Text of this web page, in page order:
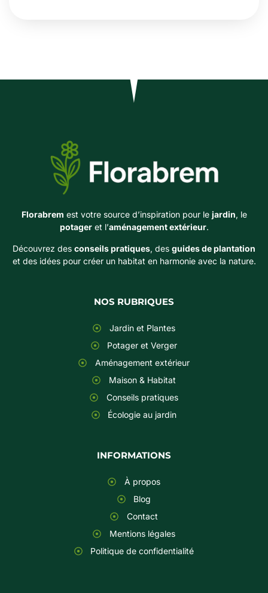
Florabrem est votre source d’inspiration pour le jardin, le
potageret l’aménagement extérieur.
Découvrez des conseils pratiques, des guides de plantation
et des idées pour créer un habitat en harmonie avec la nature.
NOS RUBRIQUES
Jardin et Plantes
Potager et Verger
Aménagement extérieur
Maison & Habitat
Conseils pratiques
Écologie au jardin
INFORMATIONS
À propos
Blog
Contact
Mentions légales
Politique de confidentialité